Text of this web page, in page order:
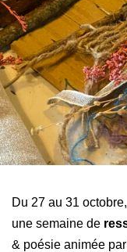
Du 27 au 31
une semaine de
& poésie animée par